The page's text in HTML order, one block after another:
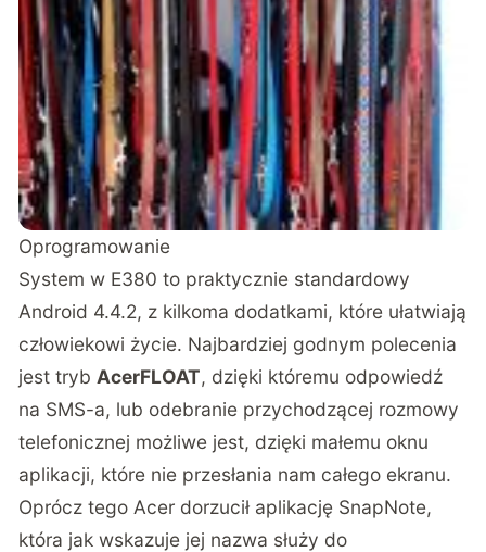
Oprogramowanie
System w E380 to praktycznie standardowy
Android 4.4.2, z kilkoma dodatkami, które ułatwiają
człowiekowi życie. Najbardziej godnym polecenia
jest tryb AcerFLOAT, dzięki któremu odpowiedź
na SMS-a, lub odebranie przychodzącej rozmowy
telefonicznej możliwe jest, dzięki małemu oknu
aplikacji, które nie przesłania nam całego ekranu.
Oprócz tego Acer dorzucił aplikację SnapNote,
która jak wskazuje jej nazwa służy do